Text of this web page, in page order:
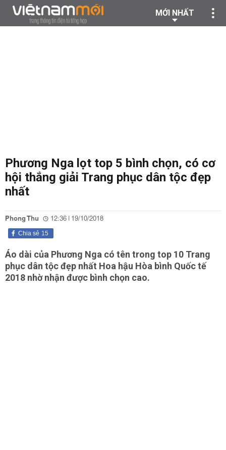
MỚI NHẤT
Phương Nga lọt top 5 bình chọn, có cơ
hội thắng giải Trang phục dân tộc đẹp
nhất
Phong Thu 12:36 | 19/10/2018
15
Chia sẻ
Áo dài của Phương Nga có tên trong top 10 Trang
phục dân tộc đẹp nhất Hoa hậu Hòa bình Quốc tế
2018 nhờ nhận được bình chọn cao.